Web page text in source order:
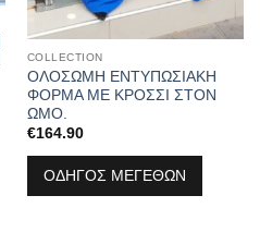
COLLECTION
ΟΛΟΣΩΜΗ ΕΝΤΥΠΩΣΙΑΚΗ
ΦΟΡΜΑ ΜΕ ΚΡΟΣΣΙ ΣΤΟΝ
ΩΜΟ.
€164.90
ΟΔΗΓΟΣ ΜΕΓΕΘΩΝ